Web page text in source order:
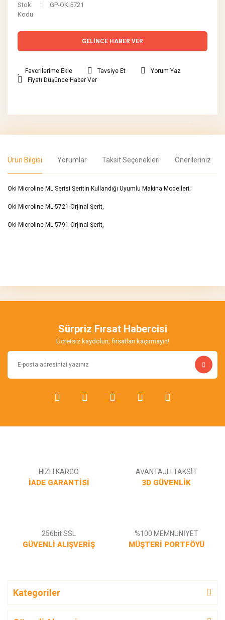
Stok
Kodu
GP-OKI5721
GELİNCE HABER VER
Tavsiye Et
Yorum Yaz
Fiyatı Düşünce Haber Ver
Ürün Bilgisi Yorumlar Taksit Seçenekleri Önerileriniz
Oki Microline ML Serisi Şeritin Kullandığı Uyumlu Makina Modelleri;
Oki Microline ML-5721 Orjinal Şerit,
Oki Microline ML-5791 Orjinal Şerit,
Yorum Yaz
Ürün bilgilerinde hatalar bulunuyor.
Ürün fiyatı diğer sitelerden daha pahalı.
Bu ürüne benzer farklı alternatifler olmalı.
Sürpriz Fırsat Habercisi
Ücretsiz kaydolun, fırsatları kaçırmayın!
HIZLI KARGO
İADE GARANTİSİ
AVANTAJLI TAKSİT
3D GÜVENLİK
256bit SSL
GÜVENLİ ALIŞVERİŞ
%100 MEMNUNİYET
MÜŞTERİ PORTFÖYÜ
Kategoriler